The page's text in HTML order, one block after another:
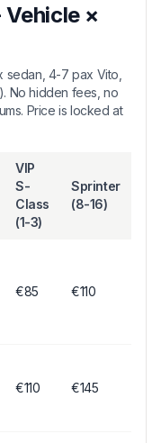
×
sedan, 4-7 pax Vito,
No hidden fees, no
Price is locked at
VIP
S-
Class
(1-3)
Sprinter
(8-16)
€85 €110
€110 €145